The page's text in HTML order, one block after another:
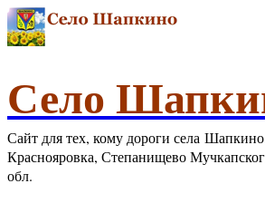
Село
Сайт для тех, кому дороги села
Краснояровка, Степанищево
обл.